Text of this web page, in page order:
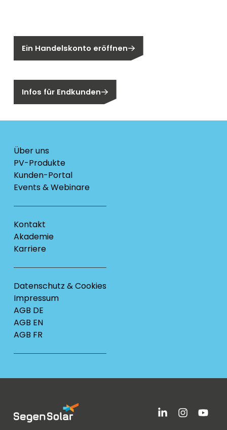
Ein Handelskonto eröffnen
Infos für Endkunden
Über uns
PV-Produkte
Kunden-Portal
Events & Webinare
Kontakt
Akademie
Karriere
Datenschutz & Cookies
Impressum
AGB DE
AGB EN
AGB FR